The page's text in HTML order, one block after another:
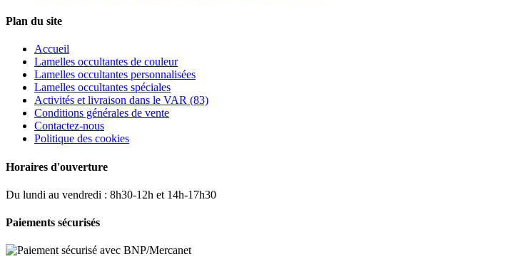
Plan du site
Accueil
Lamelles occultantes de couleur
Lamelles occultantes personnalisées
Lamelles occultantes spéciales
Activités et livraison dans le VAR (83)
Conditions générales de vente
Contactez-nous
Politique des cookies
Horaires d'ouverture
Du lundi au vendredi : 8h30-12h et 14h-17h30
Paiements sécurisés